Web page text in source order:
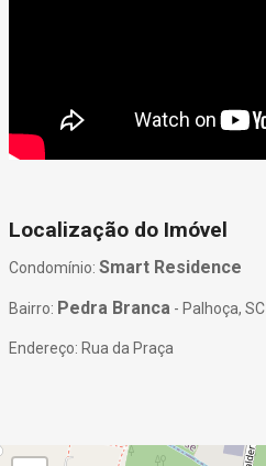
Localização do Imóvel
Condomínio: Smart Residence
Bairro: Pedra Branca - Palhoça, SC
Endereço: Rua da Praça